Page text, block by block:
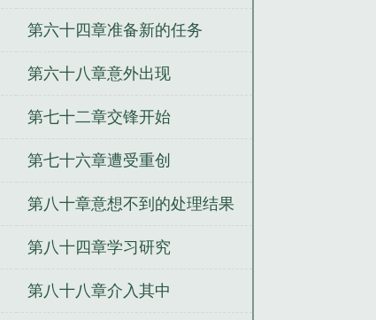
第六十四章准备新的任务
第六十八章意外出现
第七十二章交锋开始
第七十六章遭受重创
第八十章意想不到的处理结果
第八十四章学习研究
第八十八章介入其中